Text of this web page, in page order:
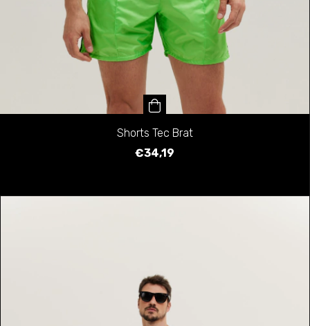
Shorts Tec Brat
€34,19